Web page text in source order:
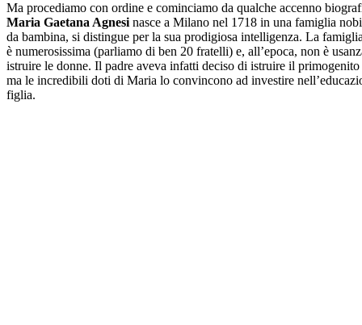
Ma procediamo con ordine e cominciamo da qualche accenno
Maria Gaetana Agnesinasce a Milano nel 1718 in una famiglia
da bambina, si distingue per la sua prodigiosa intelligenza. La
è numerosissima (parliamo di ben 20 fratelli) e, all’epoca, non è
istruire le donne. Il padre aveva infatti deciso di istruire il primogenito
ma le incredibili doti di Maria lo convincono ad investire
figlia.